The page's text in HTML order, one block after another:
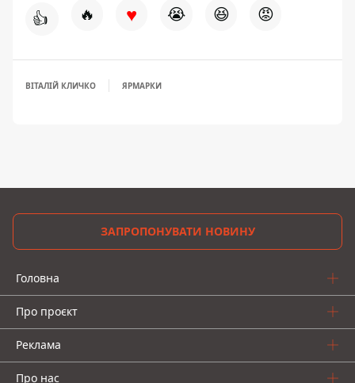
👍 🔥 ♥ 😭 😆 😡
ВІТАЛІЙ КЛИЧКО ЯРМАРКИ
ЗАПРОПОНУВАТИ НОВИНУ
Головна
Про проєкт
Реклама
Про нас